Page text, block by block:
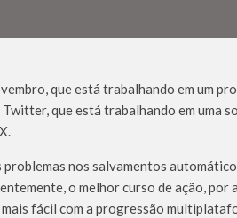
que está trabalhando em um
que está trabalhando em uma
nos salvamentos
o melhor curso de ação, por
fácil com a progressão